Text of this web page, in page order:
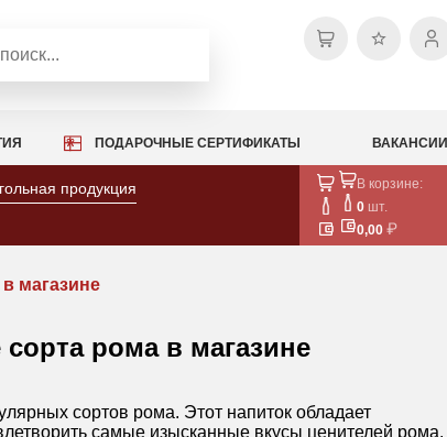
ПОДАРОЧНЫЕ СЕРТИФИКАТЫ ВАКАНСИИ
продукция
В корзине:
0 шт.
0,00
магазине
рома в магазине
сортов рома. Этот напиток обладает
самые изысканные вкусы ценителей рома.